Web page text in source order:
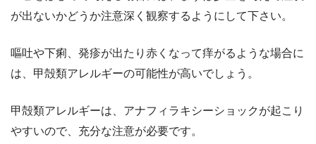
が出ないかどうか注意深く観察するようにして下さい。
嘔吐や下痢、発疹が出たり赤くなって痒がるような場合に
は、甲殻類アレルギーの可能性が高いでしょう。
甲殻類アレルギーは、アナフィラキシーショックが起こり
やすいので、充分な注意が必要です。